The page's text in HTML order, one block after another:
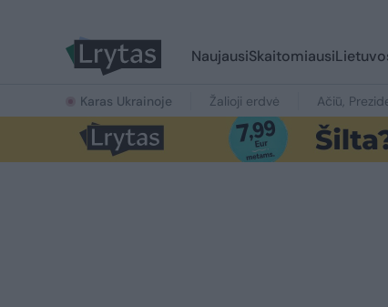
NaujausiSkaitomiausi
Karas Ukrainoje Žalioji erdvė Ačiū,